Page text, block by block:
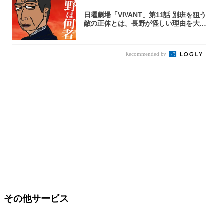
日曜劇場「VIVANT」第11話 別班を狙う
敵の正体とは。長野が怪しい理由を大
Recommended by
その他サービス